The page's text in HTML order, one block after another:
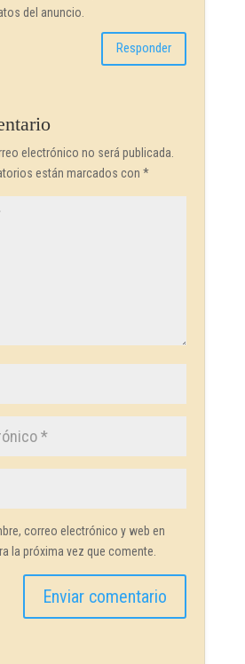
del anuncio.
Responder
electrónico no será publicada.
están marcados con *
correo electrónico y web en
la próxima vez que comente.